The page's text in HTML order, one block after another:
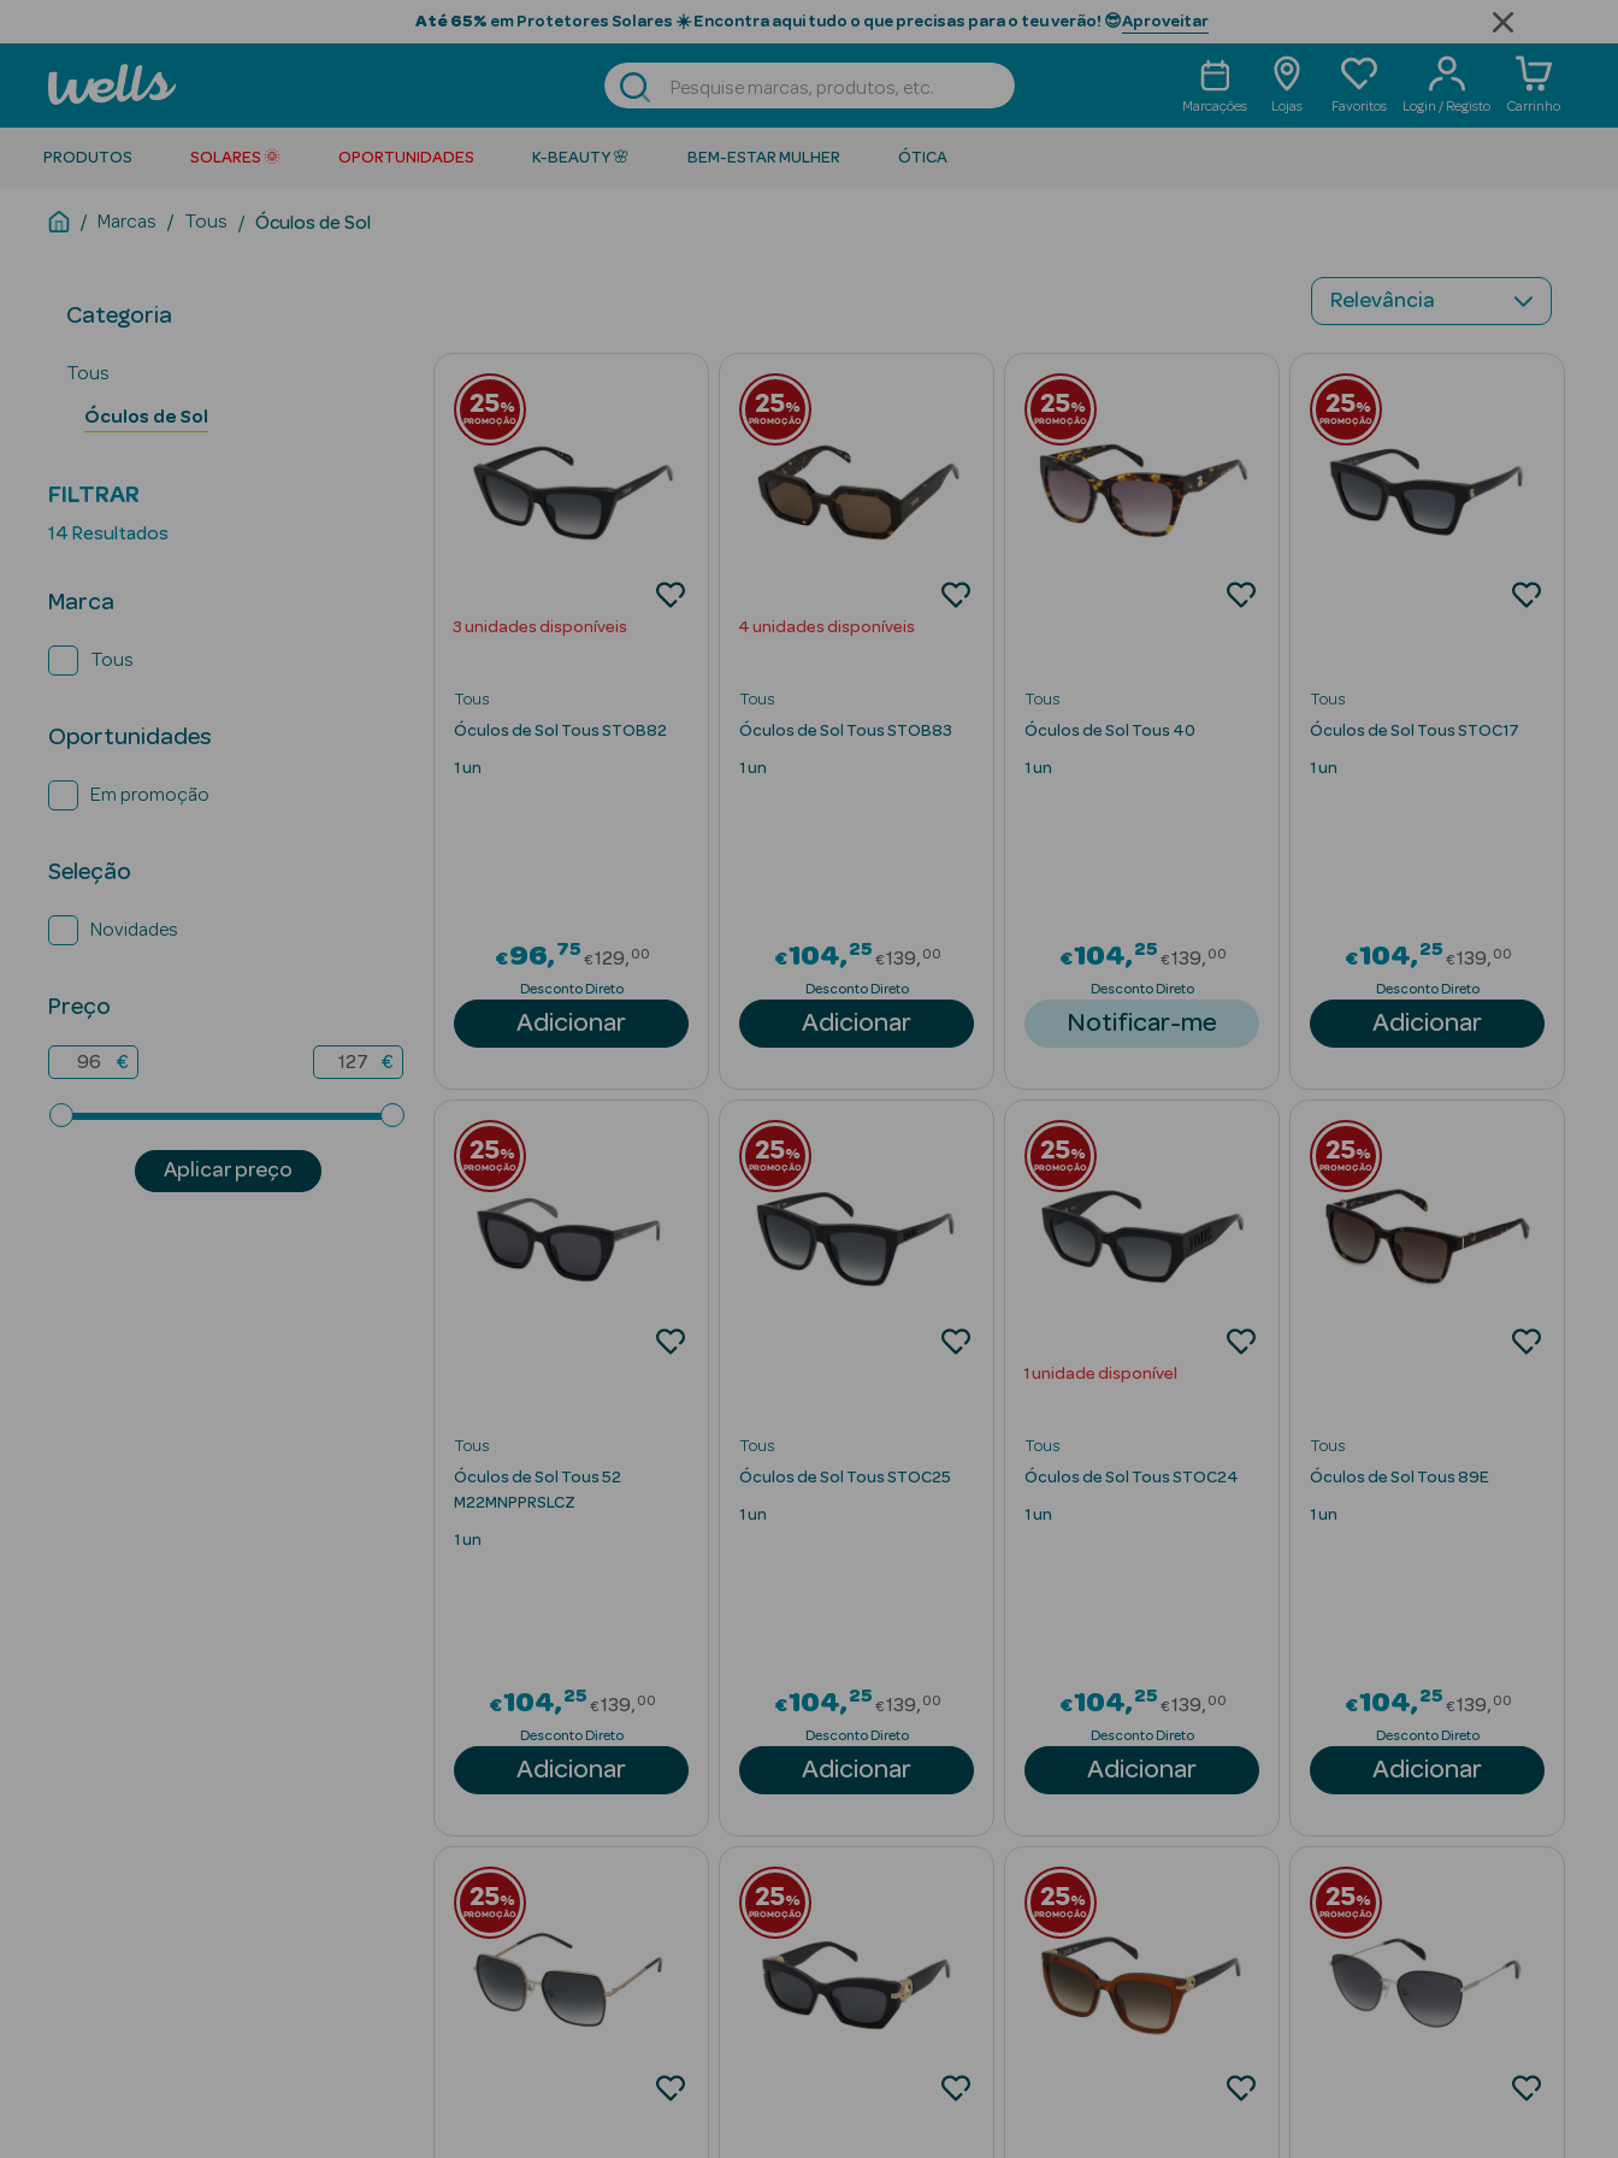
Até 65% em Protetores Solares ☀️ Encontra aqui tudo o que precisas para o teu verão! 😎Aproveitar
Marcações Lojas Favoritos Login / Registo Carrinho
PRODUTOS SOLARES 🌞 OPORTUNIDADES K-BEAUTY 🌸 BEM-ESTAR MULHER ÓTICA
Marcas Tous Óculos de Sol
Categoria
Tous
Óculos de Sol
FILTRAR
14 Resultados
Marca
Tous
Oportunidades
Em promoção
Seleção
Novidades
Preço
€ €
Aplicar preço
25%
PROMOÇÃO
3 unidades disponíveis
Tous
Óculos de Sol Tous STOB82
1 un
€96 75Price reduced from
€129 00
Desconto Direto
Adicionar
25%
PROMOÇÃO
4 unidades disponíveis
Tous
Óculos de Sol Tous STOB83
1 un
€104 25Price reduced from
€139 00
Desconto Direto
Adicionar
25%
PROMOÇÃO
Tous
Óculos de Sol Tous 40
1 un
€104 25Price reduced from
€139 00
Desconto Direto
Notificar-me
25%
PROMOÇÃO
Tous
Óculos de Sol Tous STOC17
1 un
€104 25Price
€139 00
Desconto Direto
Adicionar
25%
PROMOÇÃO
Tous
Óculos de Sol Tous 52
M22MNPPRSLCZ
1 un
€104 25Price reduced from
€139 00
Desconto Direto
Adicionar
25%
PROMOÇÃO
Tous
Óculos de Sol Tous STOC25
1 un
€104 25Price reduced from
€139 00
Desconto Direto
Adicionar
25%
PROMOÇÃO
1 unidade disponível
Tous
Óculos de Sol Tous STOC24
1 un
€104 25Price reduced from
€139 00
Desconto Direto
Adicionar
25%
PROMOÇÃO
Tous
Óculos de Sol Tous 89E
1 un
€104 25Price
€139 00
Desconto Direto
Adicionar
25%
PROMOÇÃO
25%
PROMOÇÃO
25%
PROMOÇÃO
25%
PROMOÇÃO